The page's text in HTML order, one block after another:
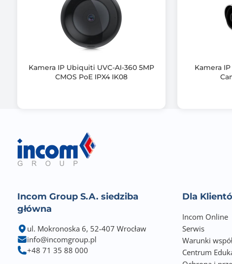
Zgodność z Onvif
Zawiera baterię / akumulator
Kamera IP Ubiquiti UVC-AI-360 5MP
CMOS PoE IPX4 IK08
Kamera
Incom Group S.A. siedziba
główna
ul. Mokronoska 6, 52-407 Wrocław
info@incomgroup.pl
+48 71 35 88 000
Dla
Incom Online
Serwis
Warunki
Centrum